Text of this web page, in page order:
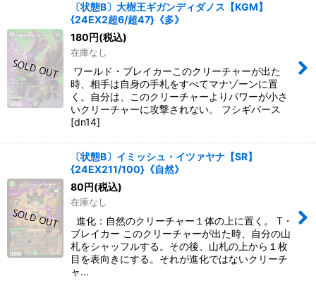
〔状態B〕大樹王ギガンディダノス【KGM】
{24EX2超6/超47}《多》
180 円(税込)
在庫なし
ワールド・ブレイカーこのクリーチャーが出た
時、相手は自身の手札をすべてマナゾーンに置
く。自分は、このクリーチャーよりパワーが小さ
いクリーチャーに攻撃されない。 フシギバース
[dn14]
〔状態B〕イミッシュ・イツァヤナ【SR】
{24EX211/100}《自然》
80 円(税込)
在庫なし
進化：自然のクリーチャー１体の上に置く。 T・
ブレイカー このクリーチャーが出た時、自分の山
札をシャッフルする。その後、山札の上から１枚
目を表向きにする。それが進化ではないクリーチ
ャ…